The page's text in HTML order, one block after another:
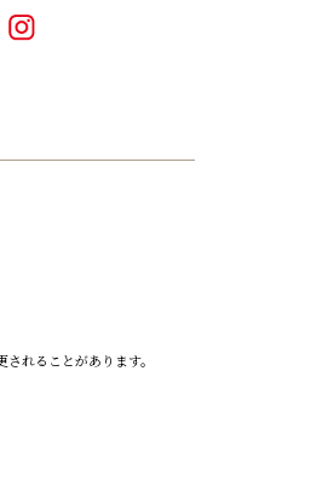
れることがあります。